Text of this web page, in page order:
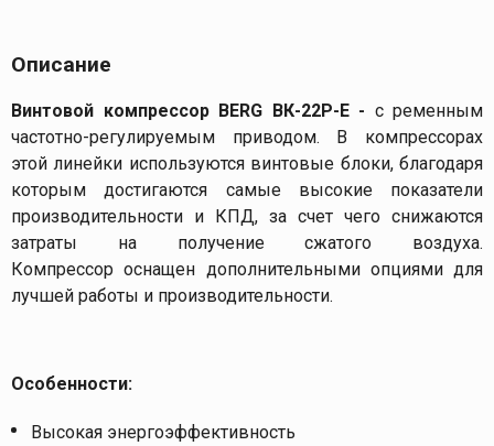
Описание
Винтовой компрессор BERG ВК-22Р-E - с ременным
частотно-регулируемым приводом. В компрессорах
этой линейки используются винтовые блоки, благодаря
которым достигаются самые высокие показатели
производительности и КПД, за счет чего снижаются
затраты на получение сжатого воздуха.
Компрессор оснащен дополнительными опциями для
лучшей работы и производительности.
Особенности:
Высокая энергоэффективность